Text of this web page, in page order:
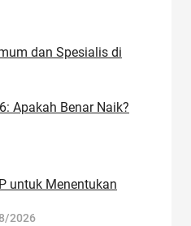
dan Spesialis di
Apakah Benar Naik?
untuk Menentukan
2026